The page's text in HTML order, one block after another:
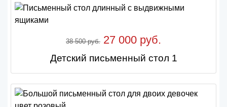
38 500 руб. 27 000 руб.
Детский письменный стол 1